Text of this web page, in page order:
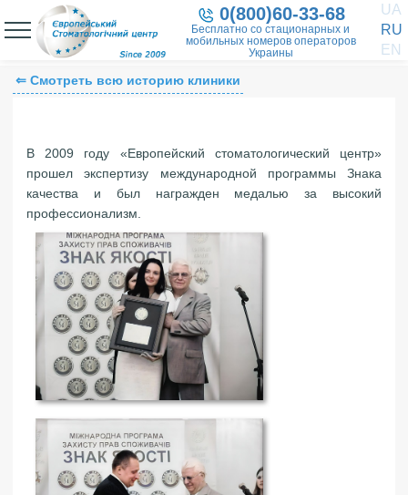
0(800)60-33-68
Бесплатно со стационарных и
мобильных номеров операторов
Украины
UA
RU
EN
⇐ Смотреть всю историю клиники
В 2009 году «Европейский стоматологический центр»
прошел экспертизу международной программы Знака
качества и был награжден медалью за высокий
профессионализм.